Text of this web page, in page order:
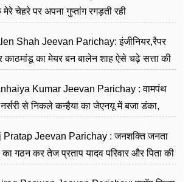
चेहरे पर अपना गुप्तांग रगड़ती रही
Shah Jeevan Parichay: इंजीनियर,रैपर
काठमांडू का मेयर बन बालेन शाह ऐसे चढ़े सत्ता की
Kumar Jeevan Parichay : वामपंथ
से निकले कन्हैया का जेएनयू में बजा डंका,
Pratap Jeevan Parichay : जनशक्ति जनता
गठन कर तेज प्रताप यादव परिवार और पिता की